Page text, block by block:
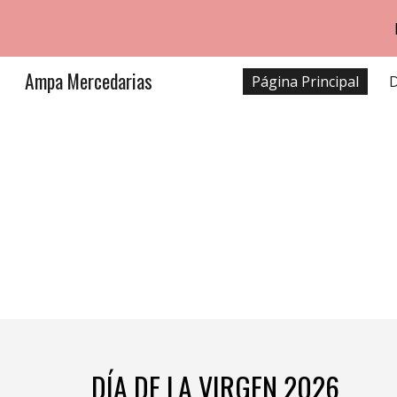
Ampa Mercedarias Página Principal
DÍA DE LA VIRGEN 2026